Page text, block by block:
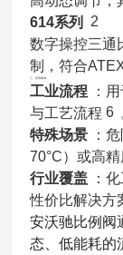
614系列
2
数字操控三通
制，符合
三、应用领域
工业流程 ：
与工艺流程 6
特殊场景 ：
70°C）或高
行业覆盖 ：
性价比解决方
安沃驰比例阀
态、低能耗的